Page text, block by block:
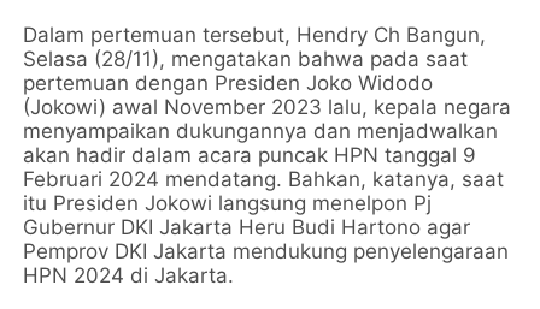
Dalam pertemuan tersebut, Hendry Ch Bangun,
Selasa (28/11), mengatakan bahwa pada saat
pertemuan dengan Presiden Joko Widodo
(Jokowi) awal November 2023 lalu, kepala negara
menyampaikan dukungannya dan menjadwalkan
akan hadir dalam acara puncak HPN tanggal 9
Februari 2024 mendatang. Bahkan, katanya, saat
itu Presiden Jokowi langsung menelpon Pj
Gubernur DKI Jakarta Heru Budi Hartono agar
Pemprov DKI Jakarta mendukung penyelengaraan
HPN 2024 di Jakarta.